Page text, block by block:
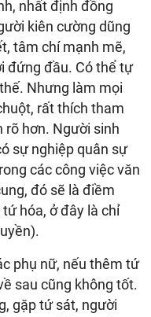
nhất định đồng
kiên cường dũng
tâm chí mạnh mẽ,
đứng đầu. Có thể tự
Nhưng làm mọi
rất thích tham
rõ hơn. Người sinh
sự nghiệp quân sự
các công việc văn
đó sẽ là điềm
hóa, ở đây là chỉ
phụ nữ, nếu thêm tứ
sau cũng không tốt.
gặp tứ sát, người